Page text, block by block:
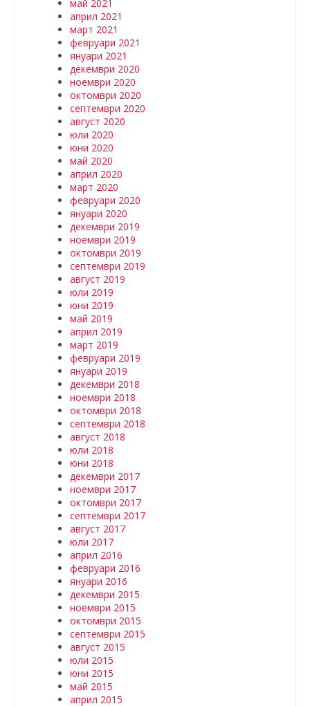
май 2021
април 2021
март 2021
февруари 2021
януари 2021
декември 2020
ноември 2020
октомври 2020
септември 2020
август 2020
юли 2020
юни 2020
май 2020
април 2020
март 2020
февруари 2020
януари 2020
декември 2019
ноември 2019
октомври 2019
септември 2019
август 2019
юли 2019
юни 2019
май 2019
април 2019
март 2019
февруари 2019
януари 2019
декември 2018
ноември 2018
октомври 2018
септември 2018
август 2018
юли 2018
юни 2018
декември 2017
ноември 2017
октомври 2017
септември 2017
август 2017
юли 2017
април 2016
февруари 2016
януари 2016
декември 2015
ноември 2015
октомври 2015
септември 2015
август 2015
юли 2015
юни 2015
май 2015
април 2015